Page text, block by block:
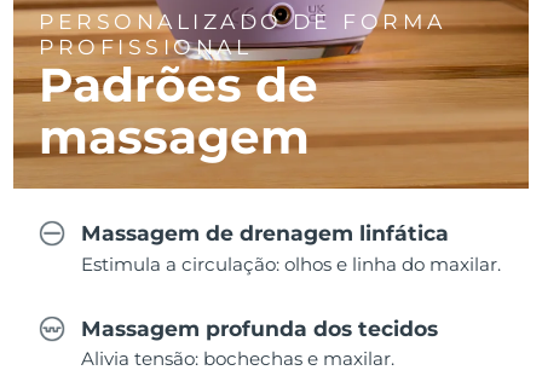
PERSONALIZADO DE FORMA
PROFISSIONAL
Padrões de
massagem
Massagem de drenagem linfática
Estimula a circulação: olhos e linha do maxilar.
Massagem profunda dos tecidos
Alivia tensão: bochechas e maxilar.